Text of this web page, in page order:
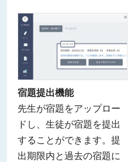
宿題提出機能
先生が宿題をアップロー
ドし、生徒が宿題を提出
することができます。提
出期限内と過去の宿題に